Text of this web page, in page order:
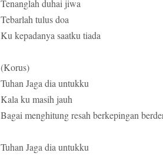
Tenanglah duhai jiwa
Tebarlah tulus doa
Ku kepadanya saatku tiada
(Korus)
Tuhan Jaga dia untukku
Kala ku masih jauh
Bagai menghitung resah berkepingan
Tuhan Jaga dia untukku